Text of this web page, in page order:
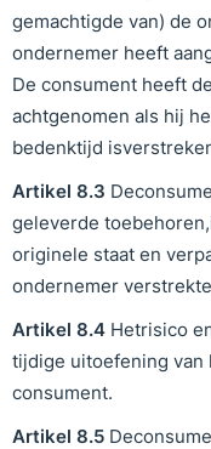
gemachtigde van) de
ondernemer heeft
De consument heeft
achtgenomen als hij
bedenktijd
Artikel 8.3
geleverde
originele staat en
ondernemer
Artikel 8.4 Hetrisico
tijdige uitoefening
consument.
Artikel 8.5